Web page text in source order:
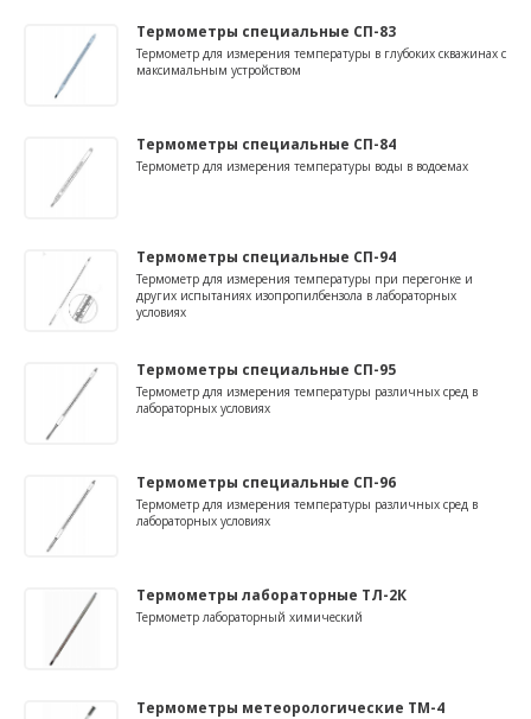
Термометры специальные СП-83
Термометр для измерения температуры в глубоких скважинах с
максимальным устройством
Термометры специальные СП-84
Термометр для измерения температуры воды в водоемах
Термометры специальные СП-94
Термометр для измерения температуры при перегонке и
других испытаниях изопропилбензола в лабораторных
условиях
Термометры специальные СП-95
Термометр для измерения температуры различных сред в
лабораторных условиях
Термометры специальные СП-96
Термометр для измерения температуры различных сред в
лабораторных условиях
Термометры лабораторные ТЛ-2К
Термометр лабораторный химический
Термометры метеорологические ТМ-4